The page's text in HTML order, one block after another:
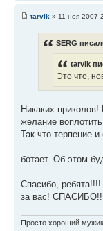
tarvik » 11 ноя 2007
SERG
tarvik
Это что,
Никаких
желание
Так что терпение
ботает. Об этом
Спасибо,
за вас!
Просто хороший